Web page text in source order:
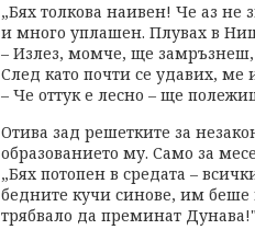
„Бях толкова наивен! Че аз
и много уплашен. Плувах в
– Излез, момче, ще
След като почти се удавих, ме
– Че оттук е лесно – ще
Отива зад решетките за
образованието му. Само за
„Бях потопен в средата –
бедните кучи синове, им беше
трябвало да преминат Дунава!"